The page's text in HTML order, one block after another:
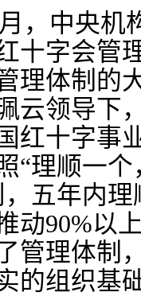
，中央
十字会管
理体制的
云领导下
红十字事
“理顺一
五年内
动90%以
管理体制
的组织基